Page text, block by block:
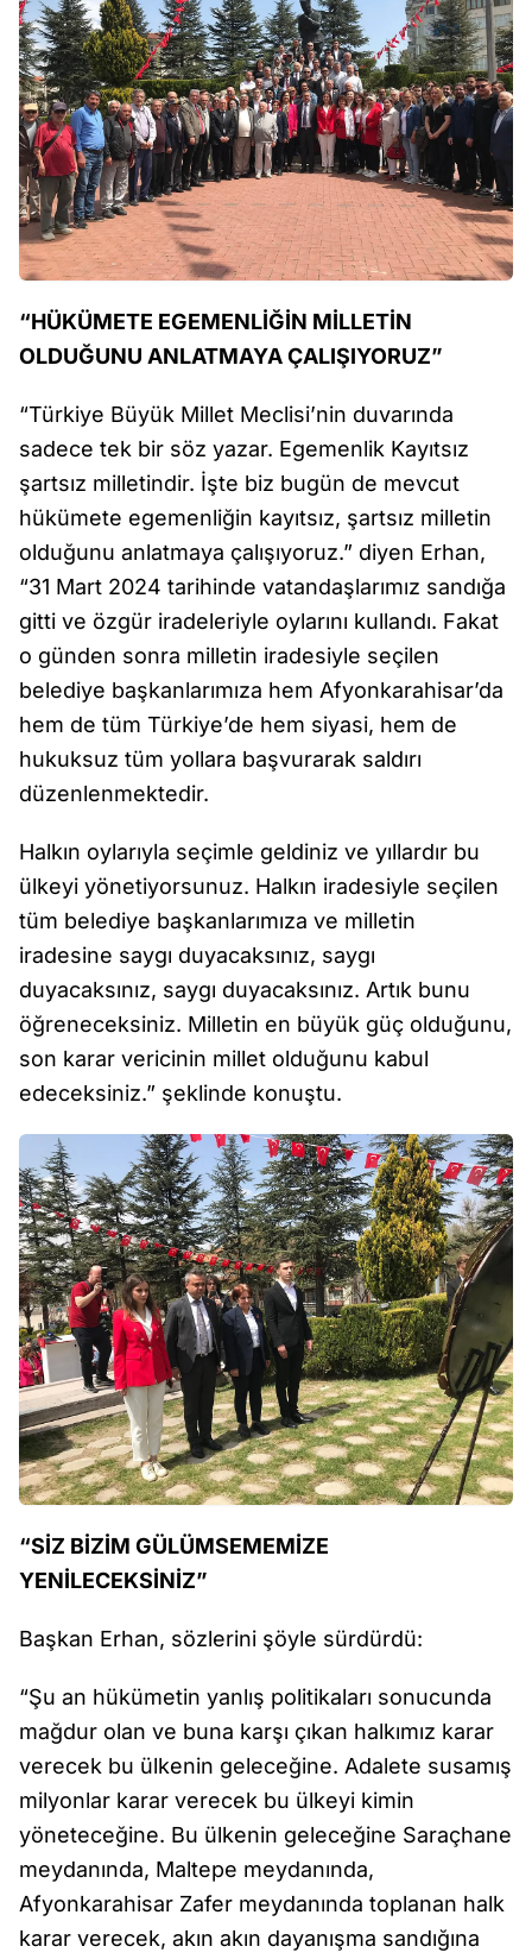
“HÜKÜMETE EGEMENLİĞİN MİLLETİN
OLDUĞUNU ANLATMAYA ÇALIŞIYORUZ”
“Türkiye Büyük Millet Meclisi’nin duvarında
sadece tek bir söz yazar. Egemenlik Kayıtsız
şartsız milletindir. İşte biz bugün de mevcut
hükümete egemenliğin kayıtsız, şartsız milletin
olduğunu anlatmaya çalışıyoruz.” diyen Erhan,
“31 Mart 2024 tarihinde vatandaşlarımız sandığa
gitti ve özgür iradeleriyle oylarını kullandı. Fakat
o günden sonra milletin iradesiyle seçilen
belediye başkanlarımıza hem Afyonkarahisar’da
hem de tüm Türkiye’de hem siyasi, hem de
hukuksuz tüm yollara başvurarak saldırı
düzenlenmektedir.
Halkın oylarıyla seçimle geldiniz ve yıllardır bu
ülkeyi yönetiyorsunuz. Halkın iradesiyle seçilen
tüm belediye başkanlarımıza ve milletin
iradesine saygı duyacaksınız, saygı
duyacaksınız, saygı duyacaksınız. Artık bunu
öğreneceksiniz. Milletin en büyük güç olduğunu,
son karar vericinin millet olduğunu kabul
edeceksiniz.” şeklinde konuştu.
“SİZ BİZİM GÜLÜMSEMEMİZE
YENİLECEKSİNİZ”
Başkan Erhan, sözlerini şöyle sürdürdü:
“Şu an hükümetin yanlış politikaları sonucunda
mağdur olan ve buna karşı çıkan halkımız karar
verecek bu ülkenin geleceğine. Adalete susamış
milyonlar karar verecek bu ülkeyi kimin
yöneteceğine. Bu ülkenin geleceğine Saraçhane
meydanında, Maltepe meydanında,
Afyonkarahisar Zafer meydanında toplanan halk
karar verecek, akın akın dayanışma sandığına